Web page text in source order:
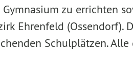
zu errichten
Ehrenfeld (Ossendorf).
Schulplätzen.